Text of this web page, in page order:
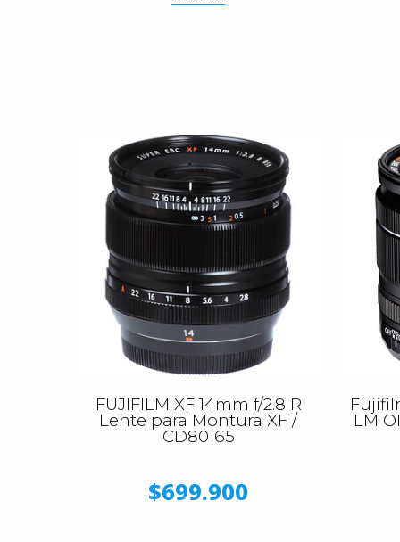
FUJIFILM XF 14mm f/2.8 R
Lente para Montura XF /
CD80165
$699.900
LM